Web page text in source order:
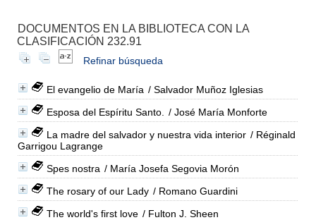
DOCUMENTOS EN LA BIBLIOTECA CON LA
CLASIFICACIÓN 232.91
Refinar búsqueda
El evangelio de María / Salvador Muñoz Iglesias
Esposa del Espíritu Santo.
/ José María Monforte
La madre del salvador y nuestra vida interior / Réginald
Garrigou Lagrange
Spes nostra / María Josefa Segovia Morón
The rosary of our Lady / Romano Guardini
The world's first love / Fulton J. Sheen